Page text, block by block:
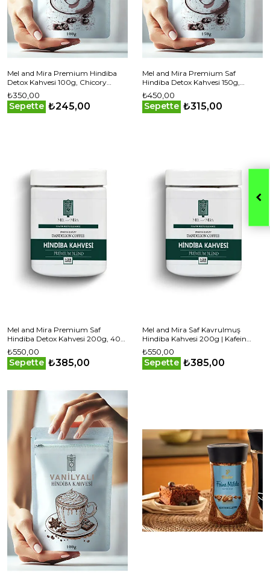
Mel and Mira Premium Hindiba
Detox Kahvesi 100g, Chicory
Detox Coffee
₺350,00
Sepette ₺245,00
Mel and Mira Premium Saf
Hindiba Detox Kahvesi 150g,
Chicory Detox Coffee
₺450,00
Sepette ₺315,00
Mel and Mira Premium Saf
Hindiba Detox Kahvesi 200g, 40
Günlük Kullanım, Chicory Detox
Coffee 40 Days Usage
₺550,00
Sepette ₺385,00
Mel and Mira Saf Kavrulmuş
Hindiba Kahvesi 200g | Kafein
İçermez | 40 Günlük Kullanım
₺550,00
Sepette ₺385,00